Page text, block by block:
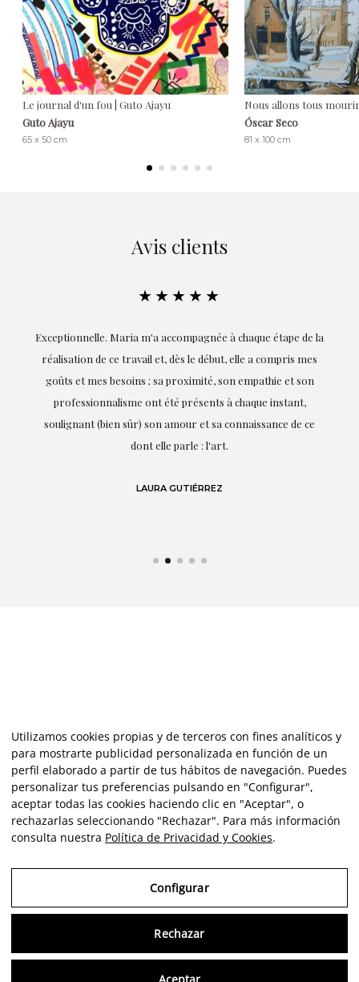
Le journal d'un fou | Guto Ajayu
Guto Ajayu
65 x 50 cm
Nous allons tous
Óscar Seco
81 x 100 cm
Avis clients
★★★★★
Exceptionnelle. Maria m'a accompagnée à chaque étape de la
réalisation de ce travail et, dès le début, elle a compris mes
goûts et mes besoins ; sa proximité, son empathie et son
professionnalisme ont été présents à chaque instant,
soulignant (bien sûr) son amour et sa connaissance de ce
dont elle parle : l'art.
LAURA GUTIÉRREZ
Utilizamos cookies propias y de terceros con fines analíticos y
para mostrarte publicidad personalizada en función de un
perfil elaborado a partir de tus hábitos de navegación. Puedes
personalizar tus preferencias pulsando en "Configurar",
aceptar todas las cookies haciendo clic en "Aceptar", o
rechazarlas seleccionando "Rechazar". Para más información
consulta nuestra Política de Privacidad y Cookies.
Configurar
Rechazar